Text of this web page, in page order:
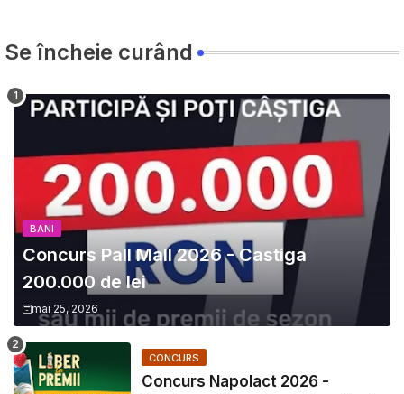
Se încheie curând
BANI
Concurs Pall Mall 2026 - Castiga
200.000 de lei
mai 25, 2026
CONCURS
Concurs Napolact 2026 -